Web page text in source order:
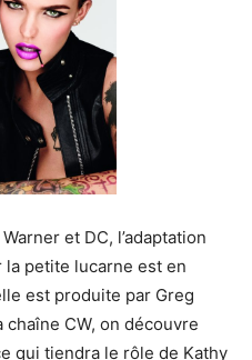
et DC, l’adaptation
la petite lucarne est en
est produite par Greg
CW, on découvre
qui tiendra le rôle de Kathy